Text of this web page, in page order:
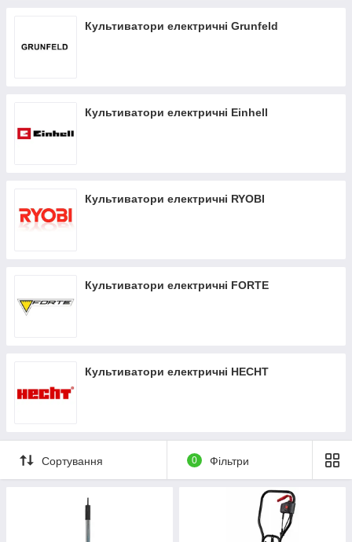
Культиватори електричні Grunfeld
Культиватори електричні Einhell
Культиватори електричні RYOBI
Культиватори електричні FORTE
Культиватори електричні HECHT
Сортування 0 Фільтри